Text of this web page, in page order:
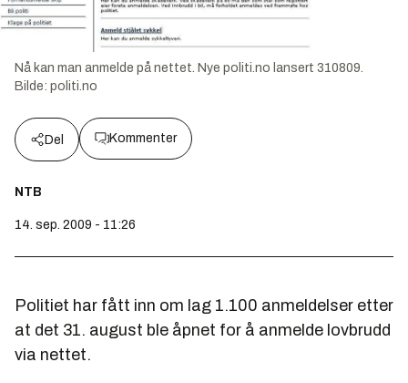
Nå kan man anmelde på nettet. Nye politi.no lansert 310809.
Bilde: politi.no
Del Kommenter
NTB
14. sep. 2009 - 11:26
Politiet har fått inn om lag 1.100 anmeldelser etter
at det 31. august ble åpnet for å anmelde lovbrudd
via nettet.